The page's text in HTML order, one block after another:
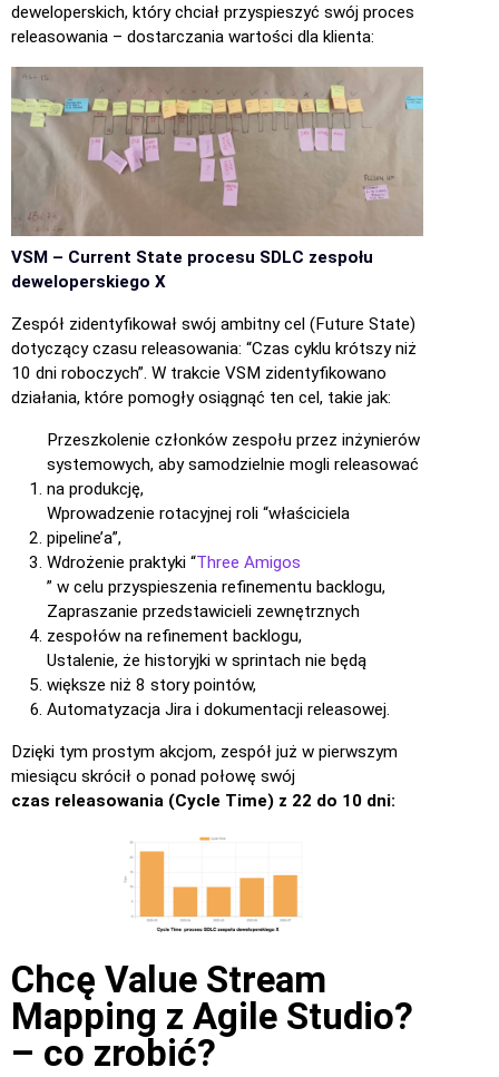
deweloperskich, który chciał przyspieszyć swój proces
releasowania – dostarczania wartości dla klienta:
VSM – Current State procesu SDLC zespołu
deweloperskiego X
Zespół zidentyfikował swój ambitny cel (Future State)
dotyczący czasu releasowania: “Czas cyklu krótszy niż
10 dni roboczych”. W trakcie VSM zidentyfikowano
działania, które pomogły osiągnąć ten cel, takie jak:
Przeszkolenie członków zespołu przez inżynierów
systemowych, aby samodzielnie mogli releasować
na produkcję,
Wprowadzenie rotacyjnej roli “właściciela
pipeline’a”,
Wdrożenie praktyki “Three Amigos
” w celu przyspieszenia refinementu backlogu,
Zapraszanie przedstawicieli zewnętrznych
zespołów na refinement backlogu,
Ustalenie, że historyjki w sprintach nie będą
większe niż 8 story pointów,
Automatyzacja Jira i dokumentacji releasowej.
Dzięki tym prostym akcjom, zespół już w pierwszym
miesiącu skrócił o ponad połowę swój
czas releasowania (Cycle Time) z 22 do 10 dni:
Chcę Value Stream
Mapping z Agile Studio?
– co zrobić?